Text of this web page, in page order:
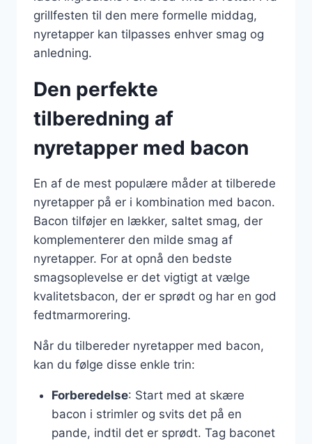
grillfesten til den mere formelle middag,
nyretapper kan tilpasses enhver smag og
anledning.
Den perfekte
tilberedning af
nyretapper med bacon
En af de mest populære måder at tilberede
nyretapper på er i kombination med bacon.
Bacon tilføjer en lækker, saltet smag, der
komplementerer den milde smag af
nyretapper. For at opnå den bedste
smagsoplevelse er det vigtigt at vælge
kvalitetsbacon, der er sprødt og har en god
fedtmarmorering.
Når du tilbereder nyretapper med bacon,
kan du følge disse enkle trin:
Forberedelse: Start med at skære
bacon i strimler og svits det på en
pande, indtil det er sprødt. Tag baconet